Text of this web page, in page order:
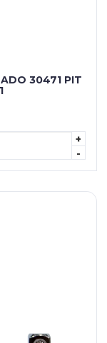
30471 PIT
+
-